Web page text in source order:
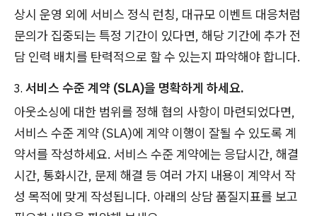
상시 운영 외에 서비스 정식 런칭, 대규모 이벤트 대응처럼
문의가 집중되는 특정 기간이 있다면, 해당 기간에 추가 전
담 인력 배치를 탄력적으로 할 수 있는지 파악해야 합니다.
서비스 수준 계약 (SLA)을 명확하게 하세요.
아웃소싱에 대한 범위를 정해 협의 사항이 마련되었다면,
서비스 수준 계약 (SLA)에 계약 이행이 잘될 수 있도록 계
약서를 작성하세요. 서비스 수준 계약에는 응답시간, 해결
시간, 통화시간, 문제 해결 등 여러 가지 내용이 계약서 작
성 목적에 맞게 작성됩니다. 아래의 상담 품질지표를 보고